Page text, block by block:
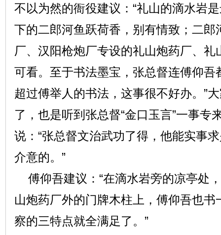
不以为然的衙役建议：“礼山的滴水岩
下的二郎河鱼跃荷香，别有情致；二郎
厂、汉阳枪炮厂专设的礼山炮药厂、礼
可看。至于书法墨宝，张总督连傅仰吾
超过傅举人的书法，这事很不好办。”
了，也是听到张总督“金口玉言”一事专
说：“张总督文治武功了得，他能实事
介意的。”
傅仰吾建议：“在滴水岩旁的凉亭处
山炮药厂外的门牌木柱上，傅仰吾也书
察的三特点就全满足了。”